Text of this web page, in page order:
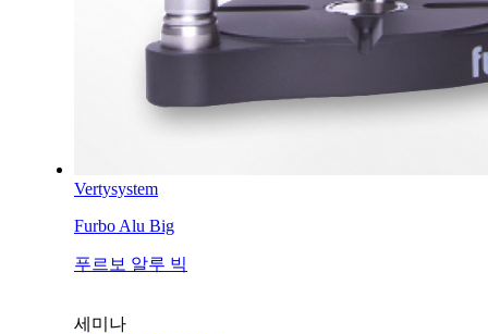
Vertysystem
Furbo Alu Big
푸르보 알루 빅
세미나